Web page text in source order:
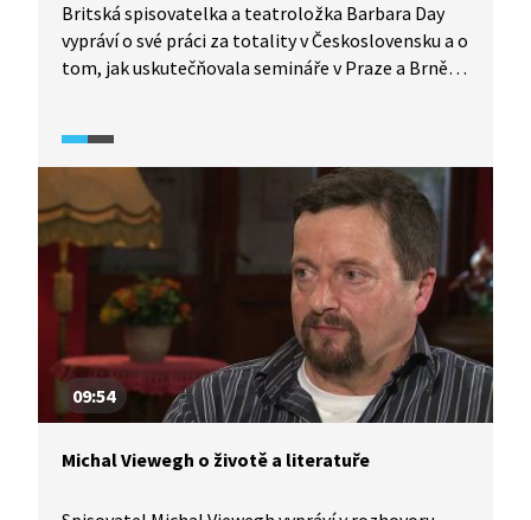
Britská spisovatelka a teatroložka Barbara Day
vypráví o své práci za totality v Československu a o
tom, jak uskutečňovala semináře v Praze a Brně,
na Československo za okupace a popisuje, jak nyní
vnímá českou společnost.
09:54
Michal Viewegh o životě a literatuře